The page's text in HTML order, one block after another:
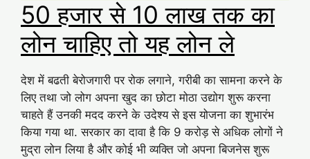
50 हजार से 10 लाख तक का
लोन चाहिए तो यह लोन ले
देश में बढती बेरोजगारी पर रोक लगाने, गरीबी का सामना करने के
लिए तथा जो लोग अपना खुद का छोटा मोठा उद्योग शुरू करना
चाहते हैं उनकी मदद करने के उदेश्य से इस योजना का शुभारंभ
किया गया था. सरकार का दावा है कि 9 करोड़ से अधिक लोगों ने
मुद्रा लोन लिया है और कोई भी व्‍यक्ति जो अपना बिजनेस शुरू